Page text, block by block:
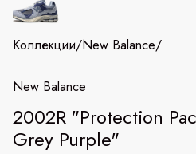
Коллекции/New Balance/
New Balance
2002R "Protection
Grey Purple"